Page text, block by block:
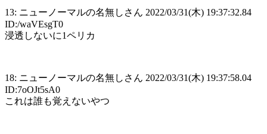
13: ニューノーマルの名無しさん 2022/03/31(木) 19:37:32.84
ID:/waVEsgT0
浸透しないに1ペリカ
18: ニューノーマルの名無しさん 2022/03/31(木) 19:37:58.04
ID:7oOJt5sA0
これは誰も覚えないやつ